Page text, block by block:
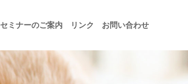
セミナーのご案内 リンク お問い合わせ